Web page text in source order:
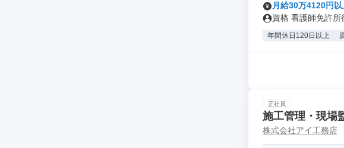
月給30万4120円以
資格 看護師免許所
年間休日120日以上
正社員
施工管理・現場
株式会社アイ工務店